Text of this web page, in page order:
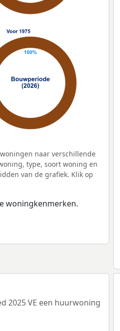
naar verschillende
type, soort woning en
van de grafiek. Klik op
woningkenmerken.
2025 VE een huurwoning